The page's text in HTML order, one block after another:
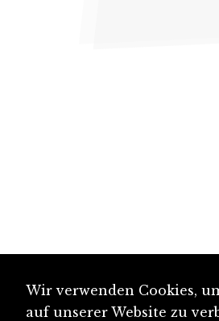
Wir verwenden Cookies,
auf unserer Website zu